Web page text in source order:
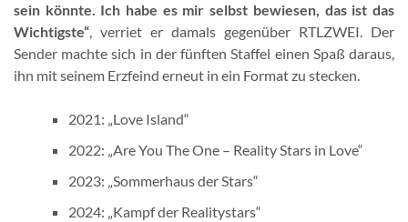
sein könnte. Ich habe es mir selbst bewiesen, das ist das
Wichtigste“, verriet er damals gegenüber RTLZWEI. Der
Sender machte sich in der fünften Staffel einen Spaß daraus,
ihn mit seinem Erzfeind erneut in ein Format zu stecken.
2021: „Love Island“
2022: „Are You The One – Reality Stars in Love“
2023: „Sommerhaus der Stars“
2024: „Kampf der Realitystars“